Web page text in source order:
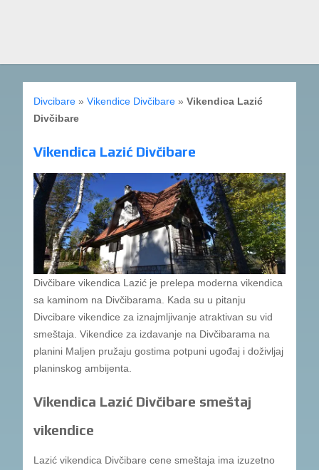
Divcibare» Vikendice Divčibare» Vikendica Lazić
Divčibare
Vikendica Lazić Divčibare
Divčibare vikendica Lazić je prelepa moderna vikendica
sa kaminom na Divčibarama. Kada su u pitanju
Divcibare vikendice za iznajmljivanje atraktivan su vid
smeštaja. Vikendice za izdavanje na Divčibarama na
planini Maljen pružaju gostima potpuni ugođaj i doživljaj
planinskog ambijenta.
Vikendica Lazić Divčibare smeštaj
vikendice
Lazić vikendica Divčibare cene smeštaja ima izuzetno